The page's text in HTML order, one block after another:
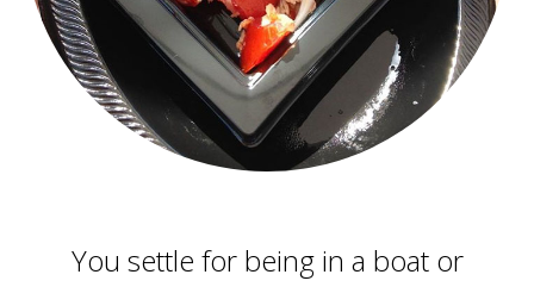
You settle for being in a boat or